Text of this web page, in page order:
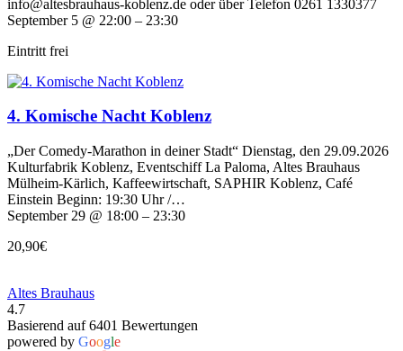
info@altesbrauhaus-koblenz.de oder über Telefon 0261 1330377
September 5 @ 22:00 – 23:30
Eintritt frei
4. Komische Nacht Koblenz
„Der Comedy-Marathon in deiner Stadt“ Dienstag, den 29.09.2026
Kulturfabrik Koblenz, Eventschiff La Paloma, Altes Brauhaus
Mülheim-Kärlich, Kaffeewirtschaft, SAPHIR Koblenz, Café
Einstein Beginn: 19:30 Uhr /…
September 29 @ 18:00 – 23:30
20,90€
Altes Brauhaus
4.7
Basierend auf 6401 Bewertungen
powered by Google